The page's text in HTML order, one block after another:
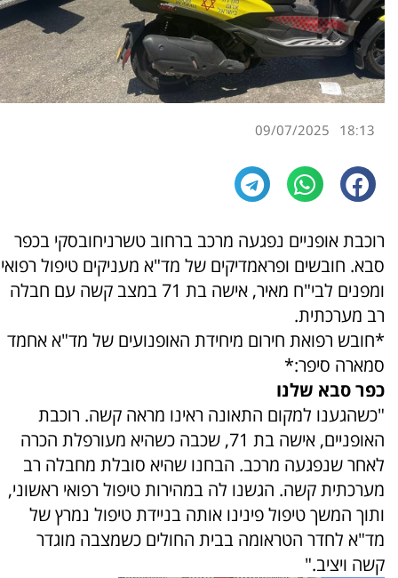
18:13
09/07/2025
רוכבת אופניים נפגעה מרכב ברחוב טשרניחובסקי בכפר
סבא. חובשים ופראמדיקים של מד"א מעניקים טיפול רפואי
ומפנים לבי"ח מאיר, אישה בת 71 במצב קשה עם חבלה
רב מערכתית.
*חובש רפואת חירום מיחידת האופנועים של מד"א אחמד
סמארה סיפר:*
כפר סבא שלנו
"כשהגענו למקום התאונה ראינו מראה קשה. רוכבת
האופניים, אישה בת 71, שכבה כשהיא מעורפלת הכרה
לאחר שנפגעה מרכב. הבחנו שהיא סובלת מחבלה רב
מערכתית קשה. הגשנו לה במהירות טיפול רפואי ראשוני,
ותוך המשך טיפול פינינו אותה בניידת טיפול נמרץ של
מד"א לחדר הטראומה בבית החולים כשמצבה מוגדר
קשה ויציב."